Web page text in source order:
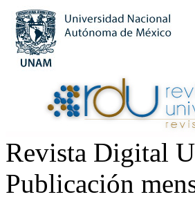
Revista Digital
Publicación